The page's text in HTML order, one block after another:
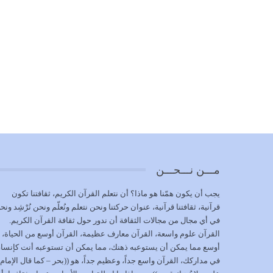
مـــن نـــحـــن
يجب أن يكون همّنا هو ماذا؟ أن نتعلم القرآن الكريم، ثقافتنا تكون
قرآنية، ثقافتنا قرآنية، عنوان حركتنا ونحن نتعلم ونُعلّم ونحن نُرْشِد
في أي مجال من مجالات الثقافة أن ندور حول ثقافة القرآن الكريم.
القرآن علوم واسعة، القرآن معارف عظيمة، القرآن أوسع من الحياة،
أوسع مما يمكن أن يستوعبه ذهنك، مما يمكن أن تستوعبه أنت
في مداركك، القرآن واسع جداً، وعظيم جداً، هو ((بحر – كما قال الإمام